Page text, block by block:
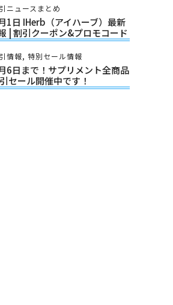
ニュースまとめ
1日 IHerb（アイハーブ）最新
| 割引クーポン&プロモコード
情報, 特別セール情報
6日まで！サプリメント全商品
セール開催中です！